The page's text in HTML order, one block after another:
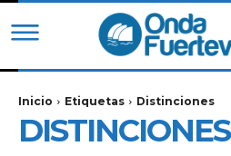
Inicio Etiquetas Distinciones
DISTINCIONES